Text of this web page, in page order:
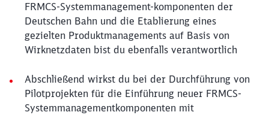
FRMCS-Systemmanagement-komponenten der
Deutschen Bahn und die Etablierung eines
gezielten Produktmanagements auf Basis von
Wirknetzdaten bist du ebenfalls verantwortlich
Abschließend wirkst du bei der Durchführung von
Pilotprojekten für die Einführung neuer FRMCS-
Systemmanagementkomponenten mit